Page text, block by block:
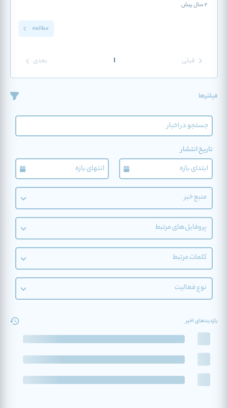
2 سال پیش
مطالعه
قبلی 1 بعدی
فیلترها
تاریخ انتشار
منبع خبر
پروفایل‌های مرتبط
کلمات مرتبط
نوع فعالیت
بازدیدهای اخیر